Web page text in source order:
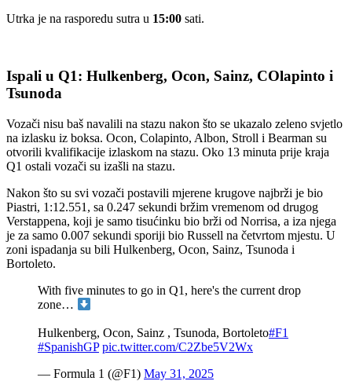
Utrka je na rasporedu sutra u 15:00 sati.
Ispali u Q1: Hulkenberg, Ocon, Sainz, COlapinto i
Tsunoda
Vozači nisu baš navalili na stazu nakon što se ukazalo zeleno svjetlo
na izlasku iz boksa. Ocon, Colapinto, Albon, Stroll i Bearman su
otvorili kvalifikacije izlaskom na stazu. Oko 13 minuta prije kraja
Q1 ostali vozači su izašli na stazu.
Nakon što su svi vozači postavili mjerene krugove najbrži je bio
Piastri, 1:12.551, sa 0.247 sekundi bržim vremenom od drugog
Verstappena, koji je samo tisućinku bio brži od Norrisa, a iza njega
je za samo 0.007 sekundi sporiji bio Russell na četvrtom mjestu. U
zoni ispadanja su bili Hulkenberg, Ocon, Sainz, Tsunoda i
Bortoleto.
With five minutes to go in Q1, here's the current drop
zone…
Hulkenberg, Ocon, Sainz , Tsunoda, Bortoleto#F1
#SpanishGP pic.twitter.com/C2Zbe5V2Wx
— Formula 1 (@F1) May 31, 2025